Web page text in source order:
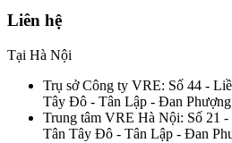
Liên hệ
Tại Hà Nội
Trụ sở Công ty VRE: Số 44 -
Tây Đô - Tân Lập - Đan
Trung tâm VRE Hà Nội: Số 21
Tân Tây Đô - Tân Lập - Đan